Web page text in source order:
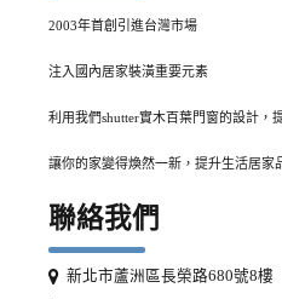
2003年首創引進台灣市場
注入國內居家裝潢重要元素
利用我們shutter實木百葉門窗的設計，
讓你的家變得煥然一新，提升生活居家
聯絡我們
新北市蘆洲區長榮路680號8樓